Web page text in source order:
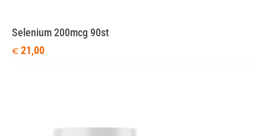
Selenium 200mcg 90st
€ 21,00